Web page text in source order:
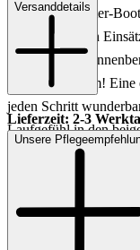
gefütterten Winter-
von kuscheligen
Warmfutter im
angenehm warm!
jeden Schritt
Laufgefühl in den
Schuhwerk für kalte
Versanddetails
Lieferzeit: 2-3
Keine Versandkosten:
Einfache und
Unsere